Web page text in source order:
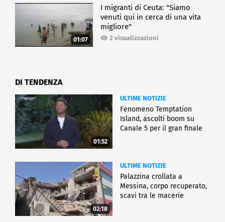
01:07
I migranti di Ceuta: "Siamo
venuti qui in cerca di una vita
migliore"
2 visualizzazioni
DI TENDENZA
01:52
ULTIME NOTIZIE
Fenomeno Temptation
Island, ascolti boom su
Canale 5 per il gran finale
02:18
ULTIME NOTIZIE
Palazzina crollata a
Messina, corpo recuperato,
scavi tra le macerie